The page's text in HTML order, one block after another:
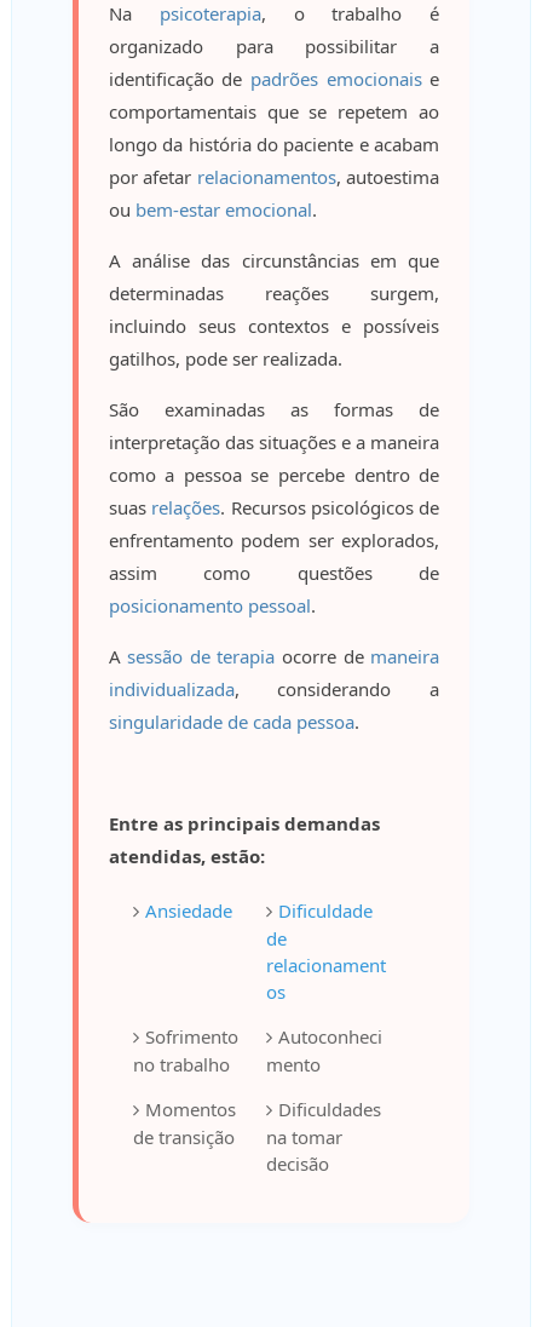
Na psicoterapia, o trabalho é
organizado para possibilitar a
identificação de padrões emocionaise
comportamentais que se repetem ao
longo da história do paciente e acabam
por afetar relacionamentos, autoestima
ou bem-estar emocional.
A análise das circunstâncias em que
determinadas reações surgem,
incluindo seus contextos e possíveis
gatilhos, pode ser realizada.
São examinadas as formas de
interpretação das situações e a maneira
como a pessoa se percebe dentro de
suas relações. Recursos psicológicos de
enfrentamento podem ser explorados,
assim como questões de
posicionamento pessoal.
Asessão de terapia ocorre de maneira
individualizada, considerando a
singularidade de cada pessoa.
Entre as principais demandas
atendidas, estão:
Ansiedade
Dificuldade
de
relacionament
os
Sofrimento
no trabalho
Autoconheci
mento
Momentos
de transição
Dificuldades
na tomar
decisão